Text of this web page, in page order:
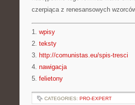
czerpiąca z renesansowych
1. wpisy
2. teksty
3. http://comunistas.eu/spis-tresci
4. nawigacja
5. felietony
CATEGORIES: PRO-EXPERT